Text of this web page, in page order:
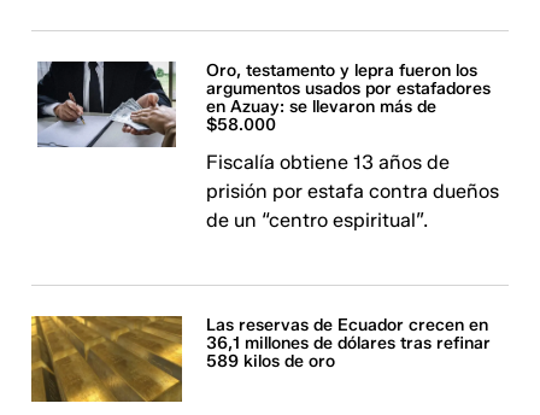
Oro, testamento y lepra fueron los
argumentos usados por estafadores
en Azuay: se llevaron más de
$58.000
Fiscalía obtiene 13 años de
prisión por estafa contra dueños
de un “centro espiritual”.
Las reservas de Ecuador crecen en
36,1 millones de dólares tras refinar
589 kilos de oro